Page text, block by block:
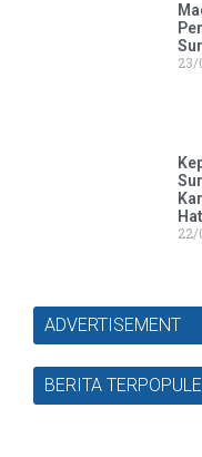
23/
22/
ADVERTISEMENT
BERITA